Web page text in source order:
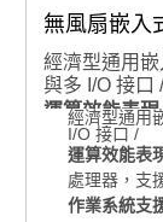
無風扇嵌入
經濟型通用
與多 I/O 接口
運算效能表
2.0GHz 處理
作業系統支援
多元連接能
經濟型通用
I/O 接口 /
運算效能表
處理器，支
作業系統支